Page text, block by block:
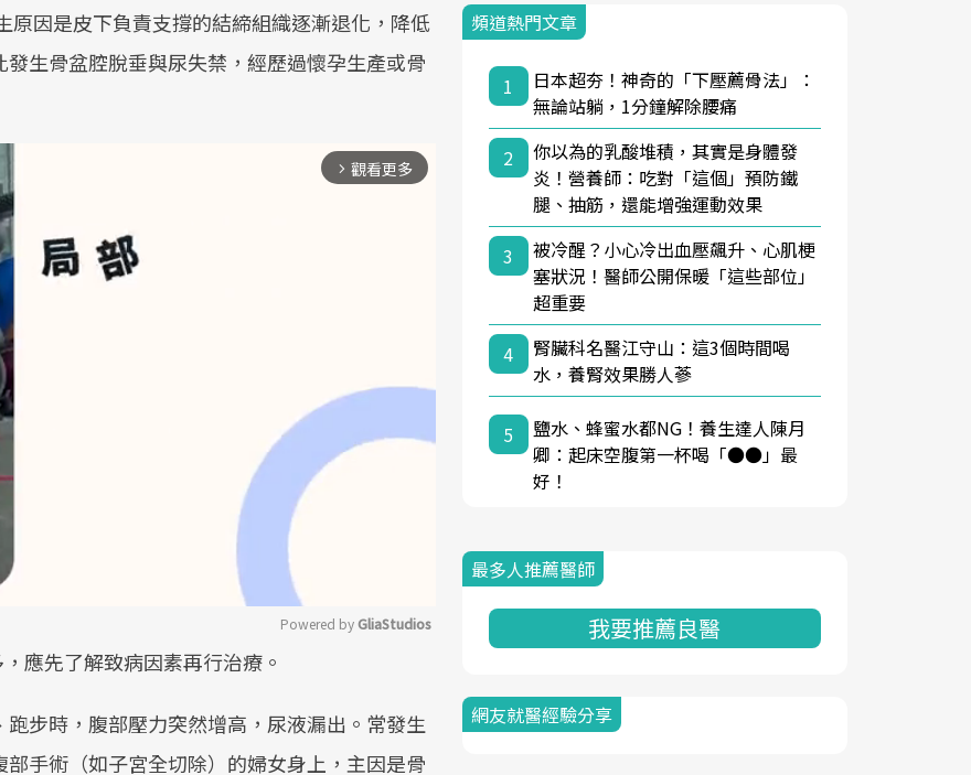
因是皮下負責支撐的結締組織逐漸退化，降低
生骨盆腔脫垂與尿失禁，經歷過懷孕生產或骨
arrow_forward_ios 觀看更多
Powered by GliaStudios
應先了解致病因素再行治療。
步時，腹部壓力突然增高，尿液漏出。常發生
手術（如子宮全切除）的婦女身上，主因是骨
頻道熱門文章
1
日本超夯！神奇的「下壓薦骨法」：
無論站躺，1分鐘解除腰痛
2
你以為的乳酸堆積，其實是身體發
炎！營養師：吃對「這個」預防鐵
腿、抽筋，還能增強運動效果
3
被冷醒？小心冷出血壓飆升、心肌梗
塞狀況！醫師公開保暖「這些部位」
超重要
4
腎臟科名醫江守山：這3個時間喝
水，養腎效果勝人蔘
5
鹽水、蜂蜜水都NG！養生達人陳月
卿：起床空腹第一杯喝「●●」最
好！
最多人推薦醫師
我要推薦良醫
網友就醫經驗分享